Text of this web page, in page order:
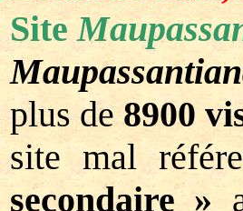
Site
plus de8900
site mal
secondaire »